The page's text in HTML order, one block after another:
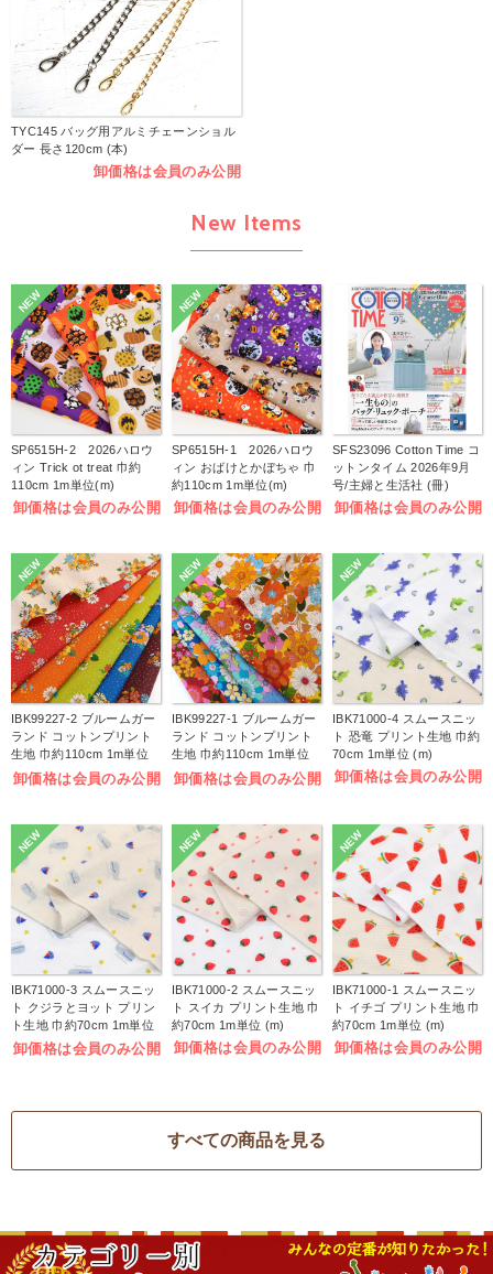
TYC145 バッグ用アルミチェーンショル
ダー 長さ120cm (本)
卸価格は会員のみ公開
New Items
NEW
SP6515H-2 2026ハロウ
ィン Trick ot treat 巾約
110cm 1m単位(m)
卸価格は会員のみ公開
NEW
SP6515H-1 2026ハロウ
ィン おばけとかぼちゃ 巾
約110cm 1m単位(m)
卸価格は会員のみ公開
SFS23096 Cotton Time コ
ットンタイム 2026年9月
号/主婦と生活社 (冊)
卸価格は会員のみ公開
NEW
IBK99227-2 ブルームガー
ランド コットンプリント
生地 巾約110cm 1m単位
(m)
卸価格は会員のみ公開
NEW
IBK99227-1 ブルームガー
ランド コットンプリント
生地 巾約110cm 1m単位
(m)
卸価格は会員のみ公開
NEW
IBK71000-4 スムースニッ
ト 恐竜 プリント生地 巾約
70cm 1m単位 (m)
卸価格は会員のみ公開
NEW
IBK71000-3 スムースニッ
ト クジラとヨット プリン
ト生地 巾約70cm 1m単位
(m)
卸価格は会員のみ公開
NEW
IBK71000-2 スムースニッ
ト スイカ プリント生地 巾
約70cm 1m単位 (m)
卸価格は会員のみ公開
NEW
IBK71000-1 スムースニッ
ト イチゴ プリント生地 巾
約70cm 1m単位 (m)
卸価格は会員のみ公開
すべての商品を見る